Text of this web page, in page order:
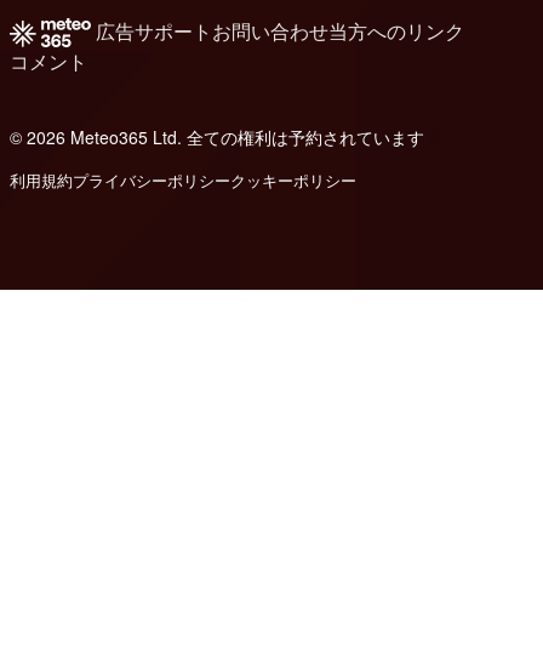
広告サポート お問い合わせ当方へのリンク
コメント
© 2026 Meteo365 Ltd. 全ての権利は予約されています
利用規約プライバシーポリシークッキーポリシー